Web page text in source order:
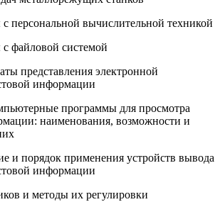
персональной вычислительной техникой
файловой системой
представления электронной
информации
программы для просмотра
наименования, возможности и
и порядок применения устройств вывода
информации
и методы их регулировки